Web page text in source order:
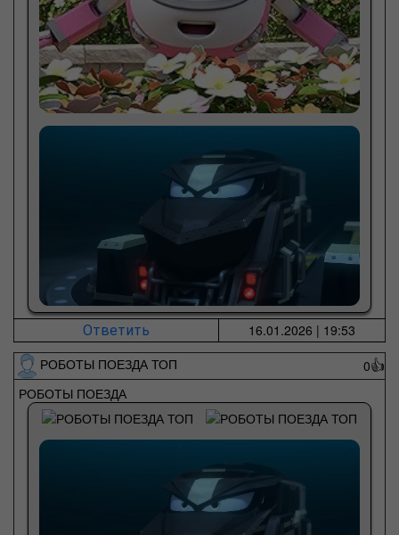
Ответить
16.01.2026 | 19:53
РОБОТЫ ПОЕЗДА ТОП
0👍
РОБОТЫ ПОЕЗДА